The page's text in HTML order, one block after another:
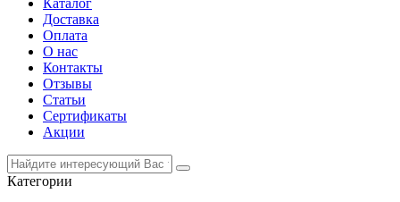
Доставка
Оплата
О нас
Контакты
Отзывы
Статьи
Сертификаты
Акции
Категории